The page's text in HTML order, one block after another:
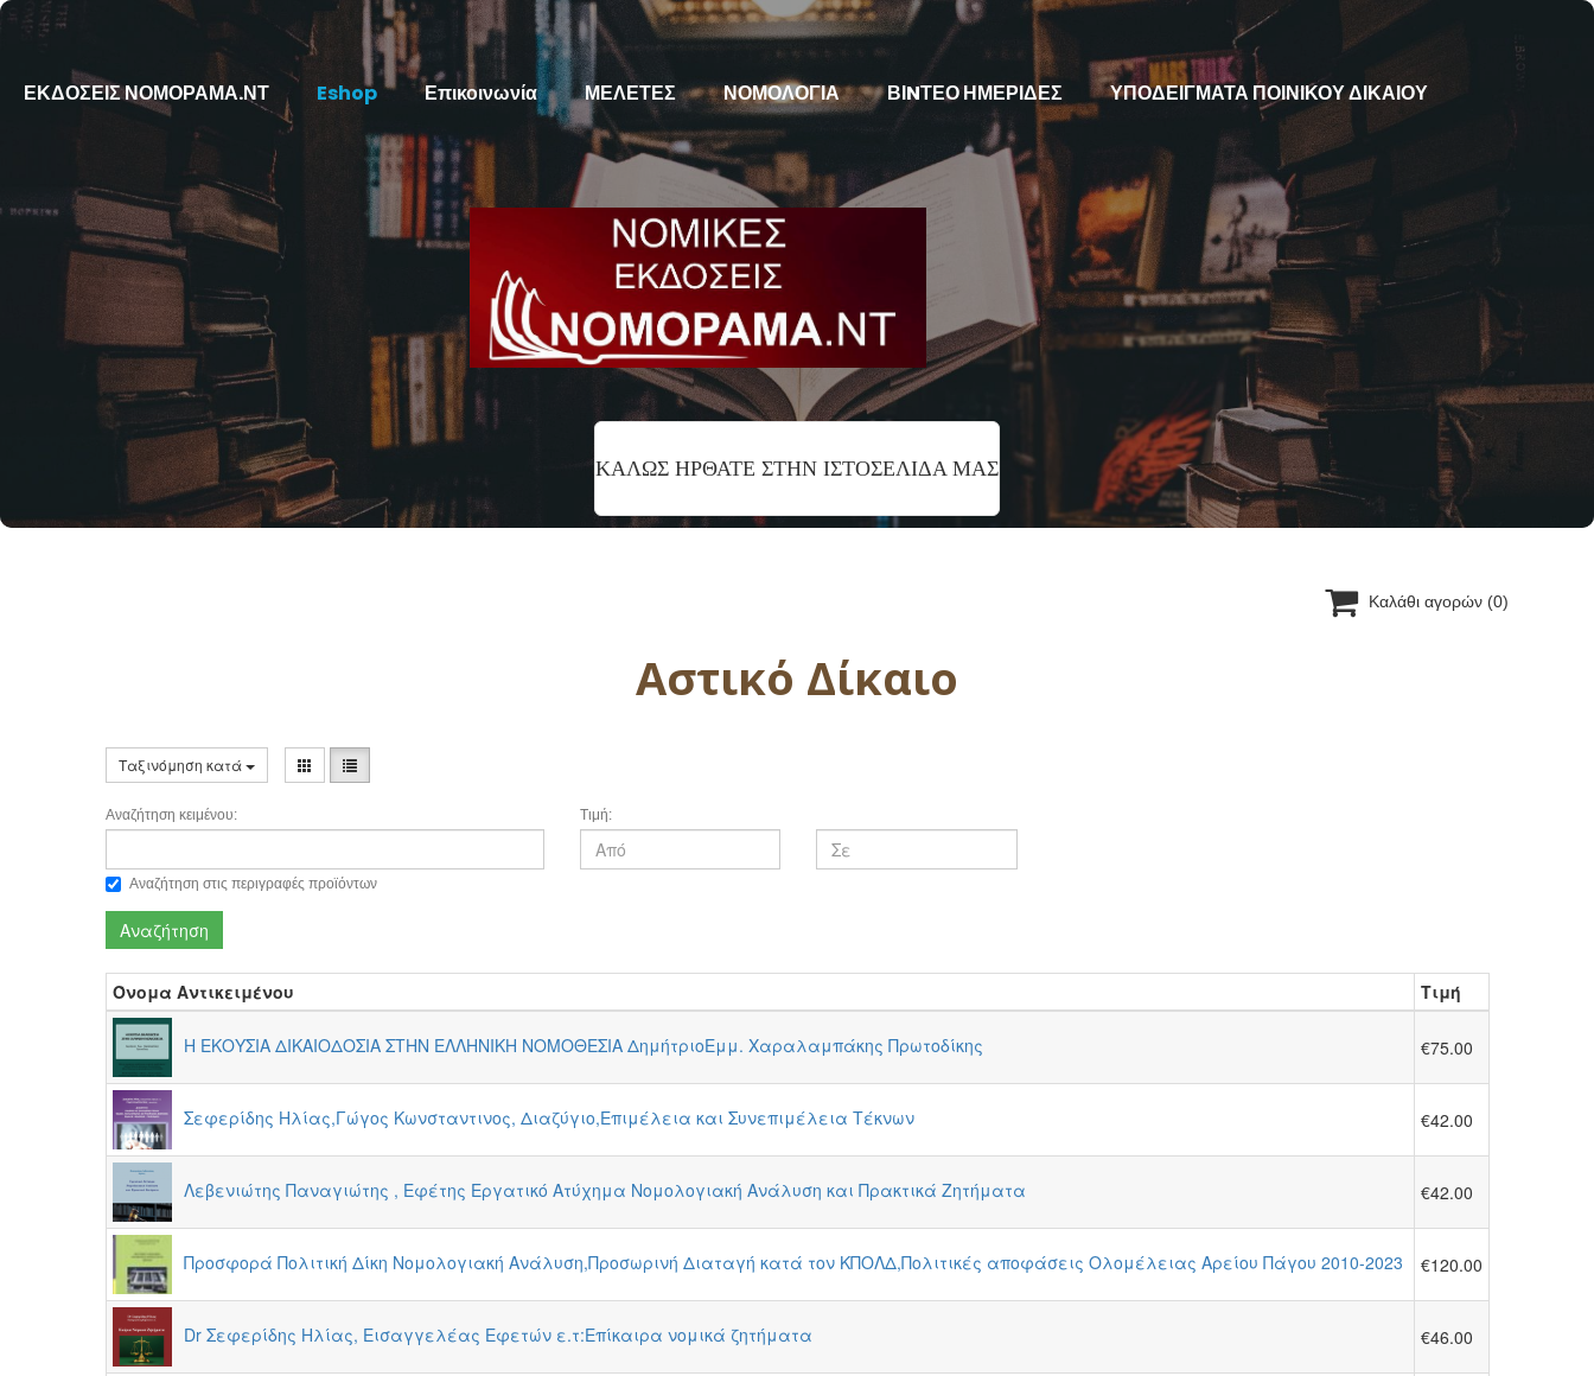
ΕΚΔΟΣΕΙΣ ΝΟΜΟΡΑΜΑ.ΝΤ Eshop Επικοινωνία ΜΕΛΕΤΕΣ ΝΟΜΟΛΟΓΙΑ ΒΙNΤΕΟ ΗΜΕΡΙΔΕΣ ΥΠΟΔΕΙΓΜΑΤΑ ΠΟΙΝΙΚΟΥ ΔΙΚΑΙΟΥ
ΚΑΛΩΣ ΗΡΘΑΤΕ ΣΤΗΝ ΙΣΤΟΣΕΛΙΔΑ ΜΑΣ
 Καλάθι αγορών (0)
Αστικό Δίκαιο
Ταξινόμηση κατά
Αναζήτηση κειμένου:
Αναζήτηση στις περιγραφές προϊόντων
Τιμή:
Αναζήτηση
Όνομα Αντικειμένου Τιμή
Η ΕΚΟΥΣΙΑ ΔΙΚΑΙΟΔΟΣΙΑ ΣΤΗΝ ΕΛΛΗΝΙΚΗ ΝΟΜΟΘΕΣΙΑ ΔημήτριοΕμμ. Χαραλαμπάκης Πρωτοδίκης €75.00
Σεφερίδης Ηλίας,Γώγος Κωνσταντινος, Διαζύγιο,Επιμέλεια και Συνεπιμέλεια Τέκνων €42.00
Λεβενιώτης Παναγιώτης , Εφέτης Εργατικό Ατύχημα Νομολογιακή Ανάλυση και Πρακτικά Ζητήματα €42.00
Προσφορά Πολιτική Δίκη Νομολογιακή Ανάλυση,Προσωρινή Διαταγή κατά τον ΚΠΟΛΔ,Πολιτικές αποφάσεις Ολομέλειας Αρείου Πάγου 2010-2023 €120.00
Dr Σεφερίδης Ηλίας, Εισαγγελέας Εφετών ε.τ:Επίκαιρα νομικά ζητήματα €46.00